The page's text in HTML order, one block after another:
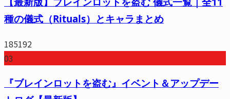
種の儀式（Rituals）とキャラまとめ
185192
03
『ブレインロットを盗む』イベント＆アップデー